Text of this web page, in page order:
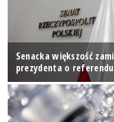
Senacka większość
prezydenta o